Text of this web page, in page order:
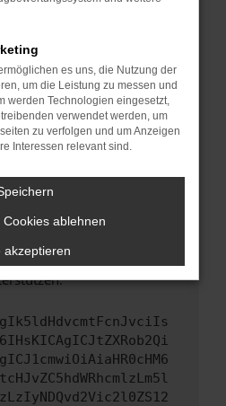
dem neuesten Stand
birgt nicht nur ein
kann auch dazu
Funktionen nicht mehr
Webseitenbetreiber.
genannten Schritte versucht
bitte. Wir werden
um uns bei der
es uns, die Nutzung der
um die Leistung zu messen und
werden Technologien eingesetzt,
verwendet werden, um
zu verfolgen und um Anzeigen
Interessen relevant sind.
ablehnen
akzeptieren